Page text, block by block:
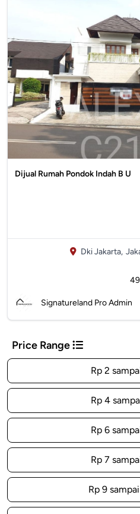
Dijual Rumah Pondok Indah B U
Dki Jakarta,
Signatureland Pro Admin
Price Range
Rp 2
Rp 4
Rp 6
Rp 7
Rp 9